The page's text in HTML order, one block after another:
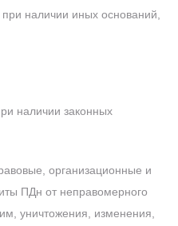
наличии иных оснований,
наличии законных
организационные и
ПДн от неправомерного
уничтожения, изменения,